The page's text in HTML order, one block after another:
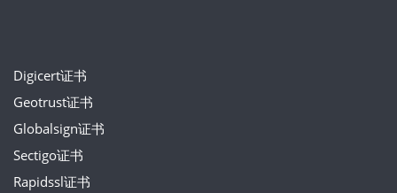
Digicert证书
Geotrust证书
Globalsign证书
Sectigo证书
Rapidssl证书